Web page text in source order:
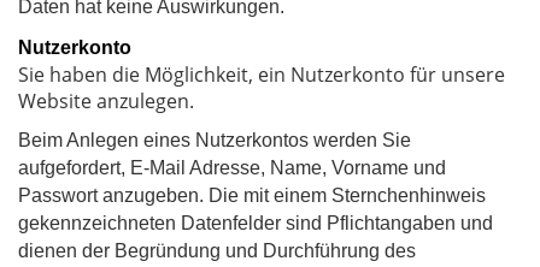
Daten hat keine Auswirkungen.
Nutzerkonto
Sie haben die Möglichkeit, ein Nutzerkonto für unsere
Website anzulegen.
Beim Anlegen eines Nutzerkontos werden Sie
aufgefordert, E-Mail Adresse, Name, Vorname und
Passwort anzugeben. Die mit einem Sternchenhinweis
gekennzeichneten Datenfelder sind Pflichtangaben und
dienen der Begründung und Durchführung des